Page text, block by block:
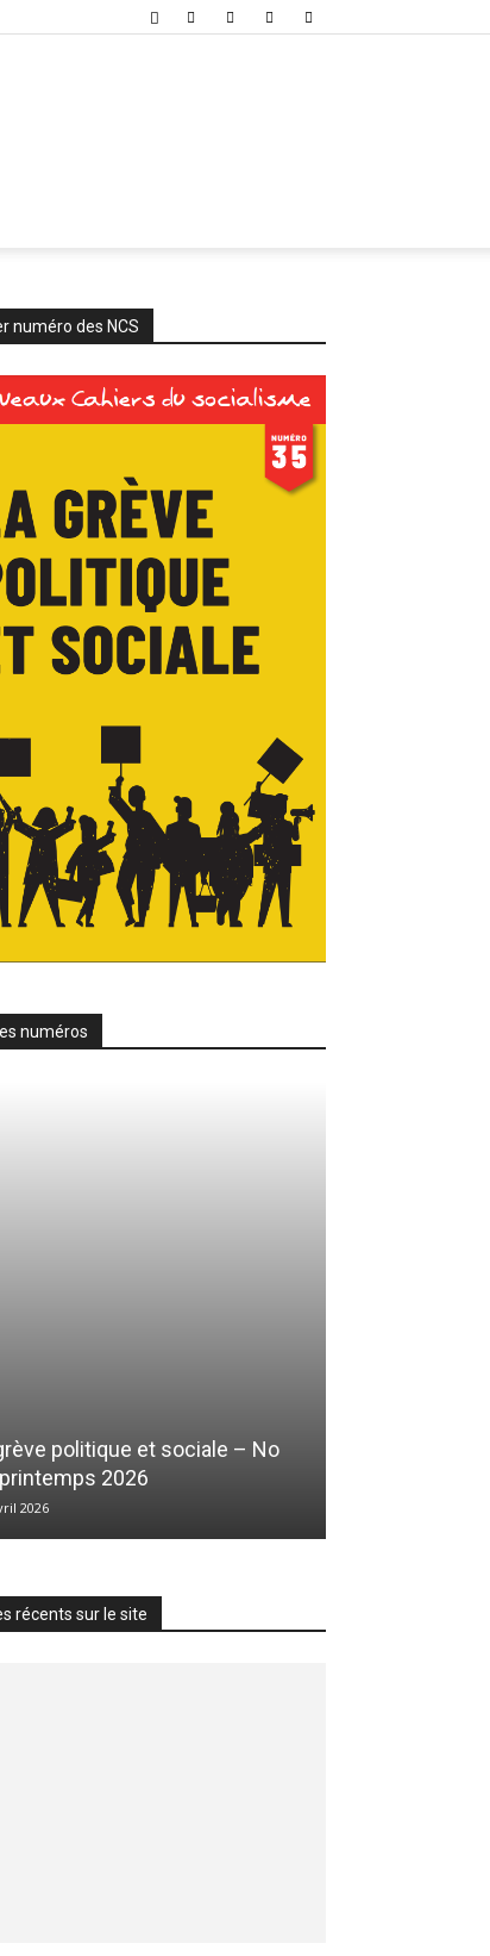
numéro des NCS
numéros
politique et sociale – No
2026
2026
récents sur le site